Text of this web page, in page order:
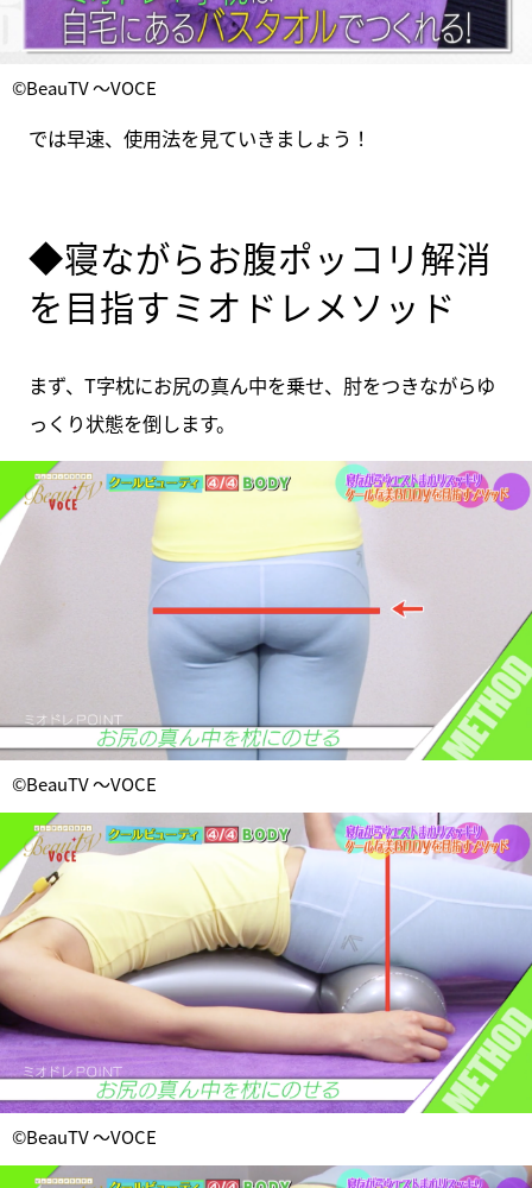
©BeauTV ～VOCE
では早速、使用法を見ていきましょう！
◆寝ながらお腹ポッコリ解消
を目指すミオドレメソッド
まず、T字枕にお尻の真ん中を乗せ、肘をつきながらゆ
っくり状態を倒します。
©BeauTV ～VOCE
©BeauTV ～VOCE